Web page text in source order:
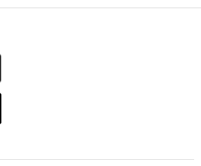
App
Google